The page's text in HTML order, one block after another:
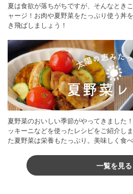
夏は食欲が落ちがちですが、そんなとき
ャージ！お肉や夏野菜をたっぷり使う丼
き飛ばしましょう！
夏野菜のおいしい季節がやってきました
ッキーニなどを使ったレシピをご紹介し
た夏野菜は栄養もたっぷり。美味しく食
一覧を見る